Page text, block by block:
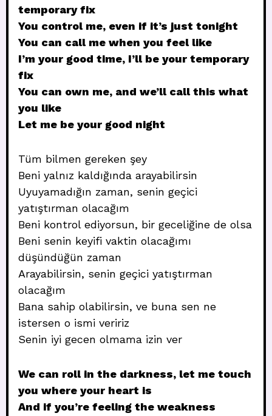
temporary fix
You control me, even if it’s just tonight
You can call me when you feel like
I’m your good time, I’ll be your temporary
fix
You can own me, and we’ll call this what
you like
Let me be your good night
Tüm bilmen gereken şey
Beni yalnız kaldığında arayabilirsin
Uyuyamadığın zaman, senin geçici
yatıştırman olacağım
Beni kontrol ediyorsun, bir geceliğine de olsa
Beni senin keyifi vaktin olacağımı
düşündüğün zaman
Arayabilirsin, senin geçici yatıştırman
olacağım
Bana sahip olabilirsin, ve buna sen ne
istersen o ismi veririz
Senin iyi gecen olmama izin ver
We can roll in the darkness, let me touch
you where your heart is
And if you’re feeling the weakness